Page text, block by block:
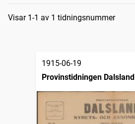
Sökresultat
Visar 1-1 av 1 tidningsnummer
1915-06-19
Provinstidningen Dalsland